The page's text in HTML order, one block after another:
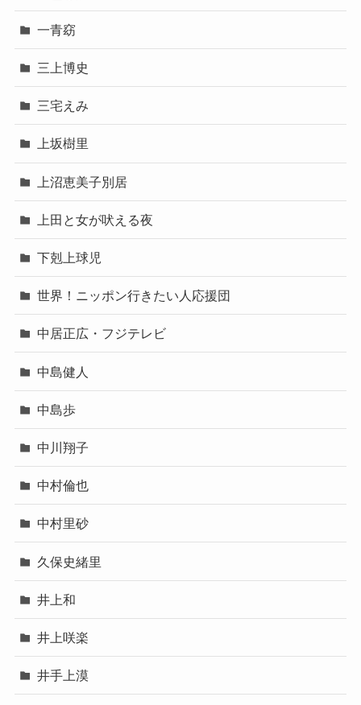
一青窈
三上博史
三宅えみ
上坂樹里
上沼恵美子別居
上田と女が吠える夜
下剋上球児
世界！ニッポン行きたい人応援団
中居正広・フジテレビ
中島健人
中島歩
中川翔子
中村倫也
中村里砂
久保史緒里
井上和
井上咲楽
井手上漠